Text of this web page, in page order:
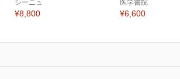
シーニュ
¥8,800
医学書院
¥6,600